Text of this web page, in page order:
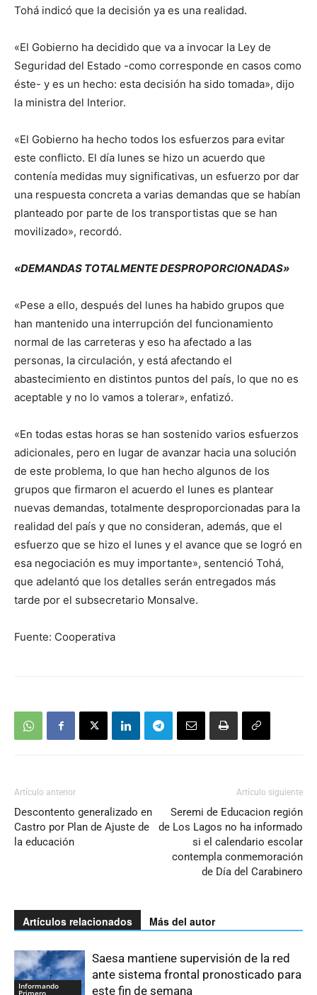
Tohá indicó que la decisión ya es una realidad.
«El Gobierno ha decidido que va a invocar la Ley de
Seguridad del Estado -como corresponde en casos como
éste- y es un hecho: esta decisión ha sido tomada», dijo
la ministra del Interior.
«El Gobierno ha hecho todos los esfuerzos para evitar
este conflicto. El día lunes se hizo un acuerdo que
contenía medidas muy significativas, un esfuerzo por dar
una respuesta concreta a varias demandas que se habían
planteado por parte de los transportistas que se han
movilizado», recordó.
«DEMANDAS TOTALMENTE DESPROPORCIONADAS»
«Pese a ello, después del lunes ha habido grupos que
han mantenido una interrupción del funcionamiento
normal de las carreteras y eso ha afectado a las
personas, la circulación, y está afectando el
abastecimiento en distintos puntos del país, lo que no es
aceptable y no lo vamos a tolerar», enfatizó.
«En todas estas horas se han sostenido varios esfuerzos
adicionales, pero en lugar de avanzar hacia una solución
de este problema, lo que han hecho algunos de los
grupos que firmaron el acuerdo el lunes es plantear
nuevas demandas, totalmente desproporcionadas para la
realidad del país y que no consideran, además, que el
esfuerzo que se hizo el lunes y el avance que se logró en
esa negociación es muy importante», sentenció Tohá,
que adelantó que los detalles serán entregados más
tarde por el subsecretario Monsalve.
Fuente: Cooperativa
Artículo anterior
Descontento generalizado en
Castro por Plan de Ajuste de
la educación
Artículo siguiente
Seremi de Educacion región
de Los Lagos no ha informado
si el calendario escolar
contempla conmemoración
de Día del Carabinero
Artículos relacionados Más del autor
Informando
Primero
Saesa mantiene supervisión de la red
ante sistema frontal pronosticado para
este fin de semana